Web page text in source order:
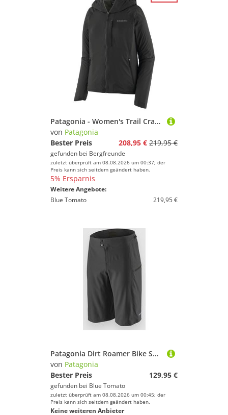
Patagonia - Women's Trail Craft Jacket - Fahrradjacke Gr M schwarz
von Patagonia
Bester Preis
208,95 € 219,95 €
gefunden bei Bergfreunde
zuletzt überprüft am 08.08.2026 um 00:37; der
Preis kann sich seitdem geändert haben.
5% Ersparnis
Weitere Angebote:
Blue Tomato
219,95 €
Patagonia Dirt Roamer Bike Shorts black
von Patagonia
Bester Preis
129,95 €
gefunden bei Blue Tomato
zuletzt überprüft am 08.08.2026 um 00:45; der
Preis kann sich seitdem geändert haben.
Keine weiteren Anbieter